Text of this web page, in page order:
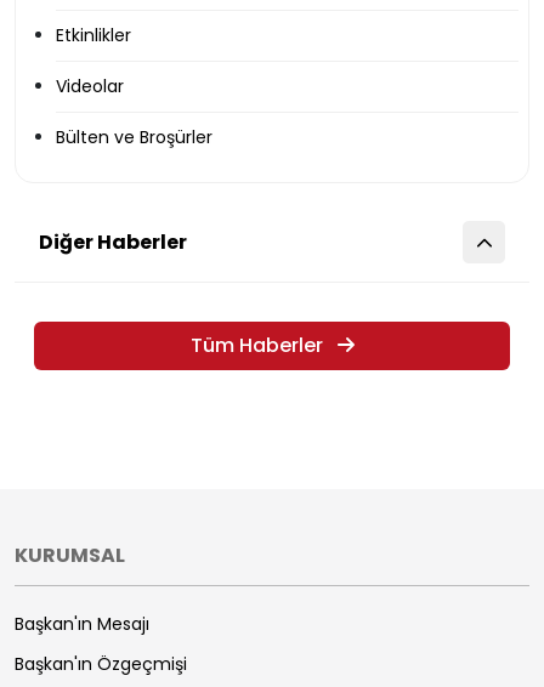
Etkinlikler
Videolar
Bülten ve Broşürler
Diğer Haberler
Tüm Haberler
KURUMSAL
Başkan'ın Mesajı
Başkan'ın Özgeçmişi